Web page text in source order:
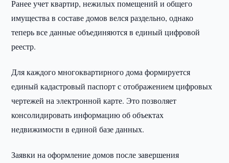
Ранее учет квартир, нежилых помещений и общего
имущества в составе домов велся раздельно, однако
теперь все данные объединяются в единый цифровой
реестр.
Для каждого многоквартирного дома формируется
единый кадастровый паспорт с отображением цифровых
чертежей на электронной карте. Это позволяет
консолидировать информацию об объектах
недвижимости в единой базе данных.
Заявки на оформление домов после завершения